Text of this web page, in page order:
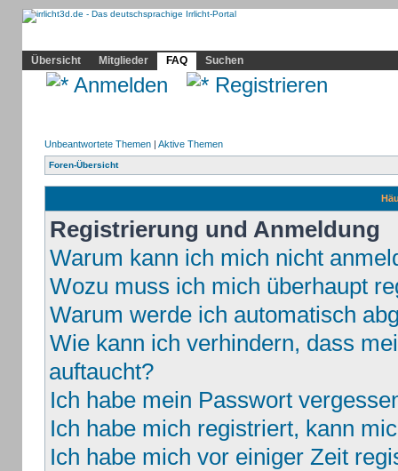
Übersicht
Mitglieder FAQ Suchen
Anmelden Registrieren
Unbeantwortete Themen| Aktive Themen
Foren-Übersicht
Registrierung und Anmeldung
Warum kann ich mich nicht
Wozu muss ich mich überhaupt
Warum werde ich automatisch
Wie kann ich verhindern, dass
auftaucht?
Ich habe mein Passwort
Ich habe mich registriert, kann
Ich habe mich vor einiger Zeit